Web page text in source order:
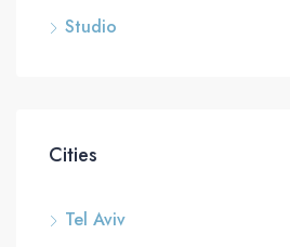
Studio
Cities
Tel Aviv